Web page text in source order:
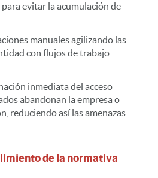
evitar la acumulación de
manuales agilizando las
con flujos de trabajo
inmediata del acceso
abandonan la empresa o
reduciendo así las amenazas
de la normativa